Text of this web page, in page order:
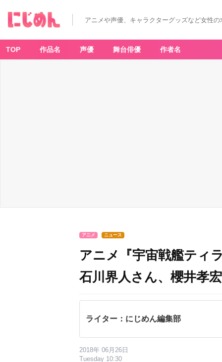
アニメや声優、キャラクターグッズなど女性
TOP 作品名 声優 舞台俳優 作者名
アニメ ニュース
アニメ『宇宙戦艦ティ
石川界人さん、櫻井孝
ライター：にじめん編集部
2018年 06月26日
Tuesday 10:30